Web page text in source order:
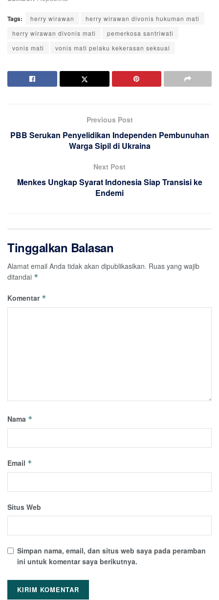
Tags: herry wirawan
herry wirawan divonis hukuman mati
herry wirawan divonis mati
pemerkosa santriwati
vonis mati
vonis mati pelaku kekerasan seksual
Previous Post
PBB Serukan Penyelidikan Independen Pembunuhan
Warga Sipil di Ukraina
Next Post
Menkes Ungkap Syarat Indonesia Siap Transisi ke
Endemi
Tinggalkan Balasan
Alamat email Anda tidak akan dipublikasikan. Ruas yang wajib
ditandai *
Komentar *
Nama *
Email *
Situs Web
Simpan nama, email, dan situs web saya pada peramban
ini untuk komentar saya berikutnya.